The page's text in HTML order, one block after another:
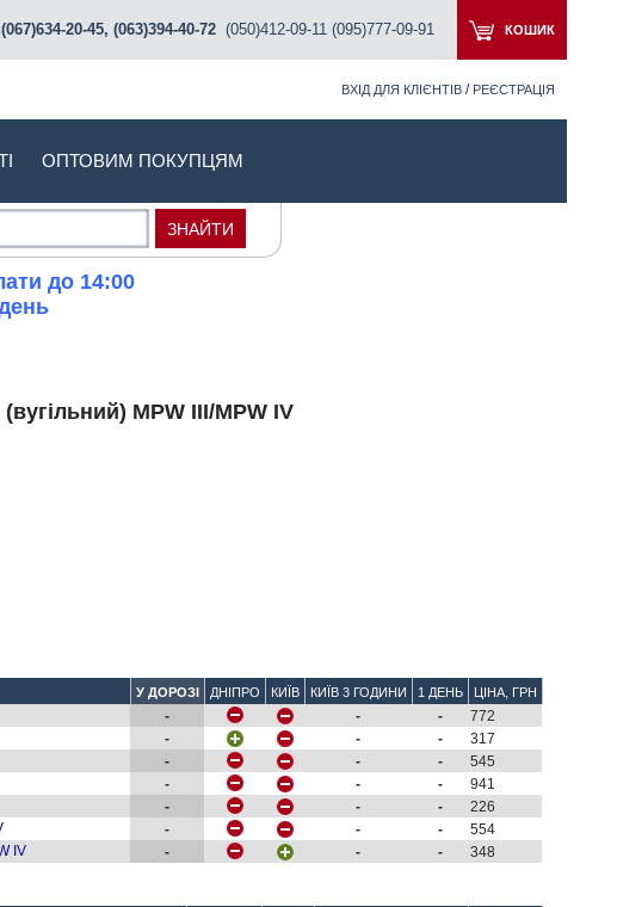
КОШИК
20-45, (063)394-40-72 (050)412-09-11 (095)777-09-91
ВХІД ДЛЯ КЛІЄНТІВ / РЕЄСТРАЦІЯ
ОПТОВИМ ПОКУПЦЯМ
до 14:00
(вугільний) MPW III/MPW IV
У ДОРОЗІ ДНІПРО КИЇВ КИЇВ 3 ГОДИНИ 1 ДЕНЬ ЦІНА, ГРН
- - -
772
- - -
317
- - -
545
- - -
941
- - -
226
- - -
554
IV
- - - 348